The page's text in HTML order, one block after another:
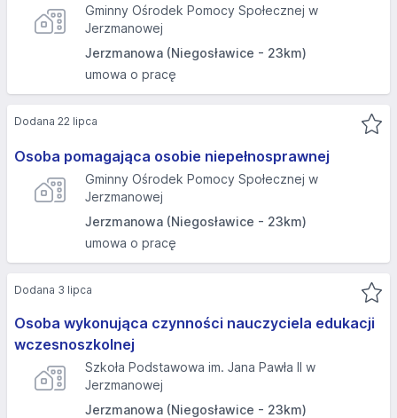
Gminny Ośrodek Pomocy Społecznej w
Jerzmanowej
Jerzmanowa (Niegosławice - 23km)
umowa o pracę
Osoba pomagająca osobie niepełnosprawnej
Gminny Ośrodek Pomocy Społecznej w
Jerzmanowej
Jerzmanowa (Niegosławice - 23km)
umowa o pracę
Dodana 22 lipca
Osoba wykonująca czynności nauczyciela edukacji
wczesnoszkolnej
Szkoła Podstawowa im. Jana Pawła II w
Jerzmanowej
Jerzmanowa (Niegosławice - 23km)
Dodana 3 lipca